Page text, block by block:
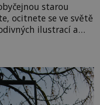
starou
ocitnete se ve světě
ilustrací a
vzdoruje všem
kodex patří mezi
kdy vznikl ani co